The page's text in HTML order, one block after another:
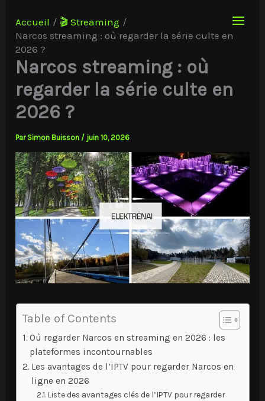
contenu
Accueil
🎬 Streaming
Narcos streaming : où regarder la série culte en
2026 ?
Narcos streaming : où
regarder la série culte en
2026 ?
Par Simon Buisson / juin 10, 2026
Table of Contents
Où regarder Narcos en streaming en 2026 : les
plateformes incontournables
Les avantages de l’IPTV pour regarder Narcos en
ligne en 2026
Liste des avantages clés de l’IPTV pour regarder